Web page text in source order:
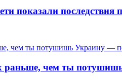
показали последствия
раньше, чем ты